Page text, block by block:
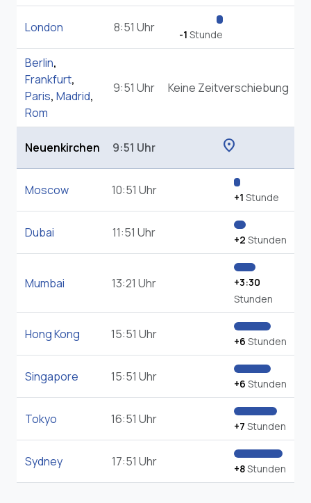
London 8:51 Uhr -1 Stunde
Berlin,
Frankfurt,
Paris, Madrid,
Rom
9:51 Uhr Keine Zeitverschiebung
Neuenkirchen 9:51 Uhr location_on
Moscow 10:51 Uhr +1 Stunde
Dubai 11:51 Uhr +2 Stunden
Mumbai 13:21 Uhr
+3:30
Stunden
Hong Kong 15:51 Uhr +6 Stunden
Singapore 15:51 Uhr +6 Stunden
Tokyo 16:51 Uhr +7 Stunden
Sydney 17:51 Uhr +8Stunden